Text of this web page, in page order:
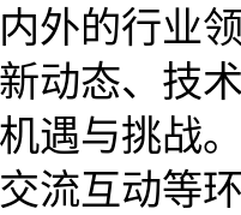
外的行业
动态、技
遇与挑战
流互动等